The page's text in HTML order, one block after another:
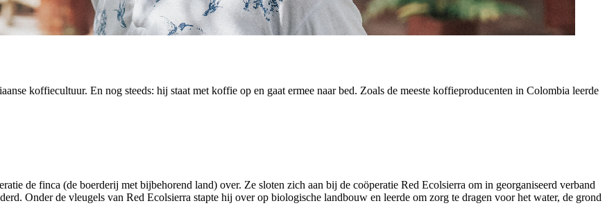
koffiecultuur. En nog steeds: hij staat met koffie op en gaat ermee naar bed. Zoals de meeste koffieproducenten in Colombia leerde
de finca (de boerderij met bijbehorend land) over. Ze sloten zich aan bij de coöperatie Red Ecolsierra om in georganiseerd verband
Onder de vleugels van Red Ecolsierra stapte hij over op biologische landbouw en leerde om zorg te dragen voor het water, de grond